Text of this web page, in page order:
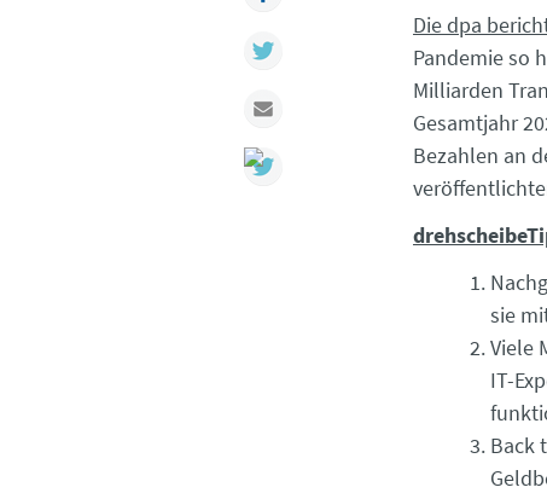
Die dpa
Pandemie so
Milliarden
Gesamtjahr
Bezahlen an
sie
Viele
IT-
Back